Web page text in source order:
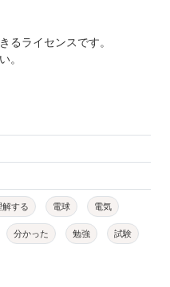
るライセンスです。
。
解する 電球 電気
分かった 勉強 試験